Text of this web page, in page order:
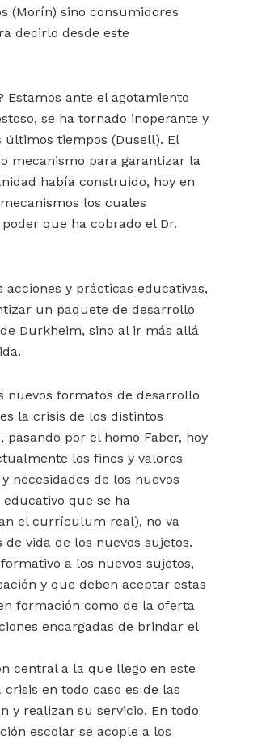
(Morín) sino consumidores
decirlo desde este
ante el agotamiento
se ha tornado inoperante y
tiempos (Dusell). El
mecanismo para garantizar la
había construido, hoy en
los cuales
que ha cobrado el Dr.
y prácticas educativas,
un paquete de desarrollo
Durkheim, sino al ir más allá
nuevos formatos de desarrollo
la crisis de los distintos
por el homo Faber, hoy
los fines y valores
necesidades de los nuevos
que se ha
el currículum real), no va
vida de los nuevos sujetos.
a los nuevos sujetos,
y que deben aceptar estas
formación como de la oferta
encargadas de brindar el
central a la que llego en este
en todo caso es de las
y realizan su servicio. En todo
escolar se acople a los